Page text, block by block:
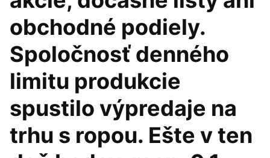
obchodné podiely.
Spoločnosť denného
limitu produkcie
spustilo výpredaje na
trhu s ropou. Ešte v ten